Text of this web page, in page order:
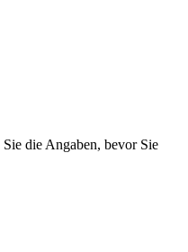
die Angaben, bevor Sie